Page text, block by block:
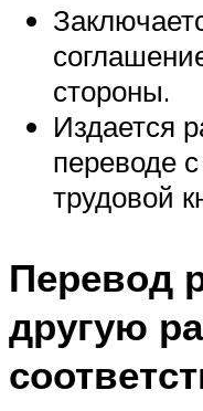
стороны.
Издается
переводе
трудовой
Перевод
другую